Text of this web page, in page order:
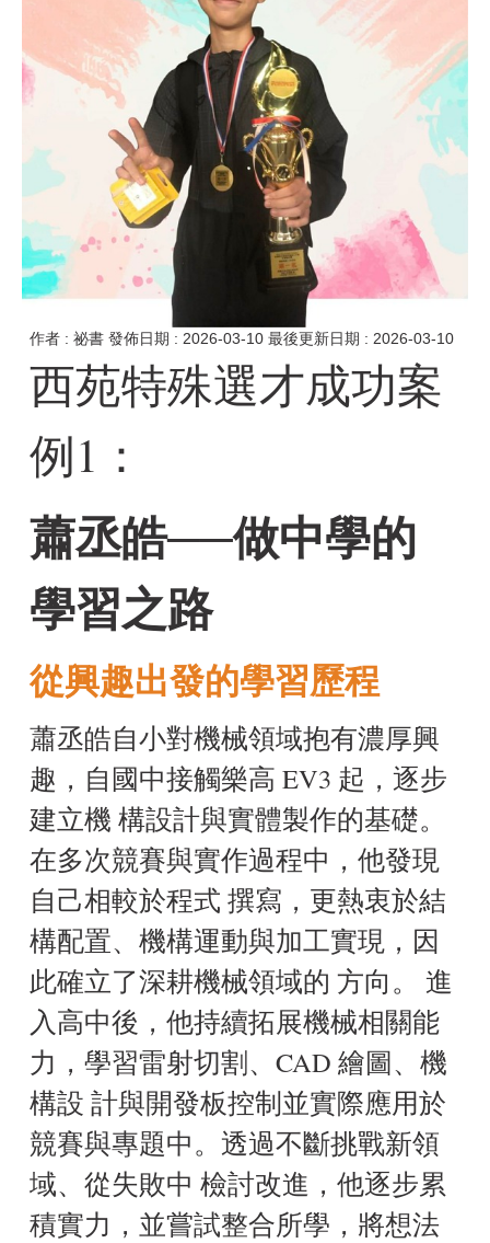
作者 : 祕書 發佈日期 : 2026-03-10 最後更新日期 : 2026-03-10
西苑特殊選才成功案
例1：
蕭丞皓──做中學的
學習之路
從興趣出發的學習歷程
蕭丞皓自小對機械領域抱有濃厚興
趣，自國中接觸樂高 EV3 起，逐步
建立機 構設計與實體製作的基礎。
在多次競賽與實作過程中，他發現
自己相較於程式 撰寫，更熱衷於結
構配置、機構運動與加工實現，因
此確立了深耕機械領域的 方向。 進
入高中後，他持續拓展機械相關能
力，學習雷射切割、CAD 繪圖、機
構設 計與開發板控制並實際應用於
競賽與專題中。透過不斷挑戰新領
域、從失敗中 檢討改進，他逐步累
積實力，並嘗試整合所學，將想法